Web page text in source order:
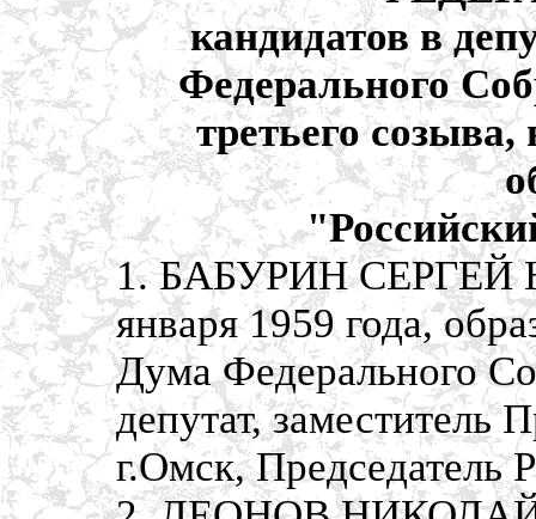
кандидатов в
Федерального
третьего
1. БАБУРИН СЕРГЕЙ
января 1959 года,
Дума Федерального
депутат, заместитель
г.Омск, Председатель